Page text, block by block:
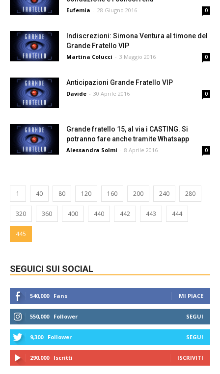
Eufemia - 28 Giugno 2016 0
Indiscrezioni: Simona Ventura al timone del
Grande Fratello VIP
Martina Colucci - 3 Maggio 2016 0
Anticipazioni Grande Fratello VIP
Davide - 30 Aprile 2016 0
Grande fratello 15, al via i CASTING. Si
potranno fare anche tramite Whatsapp
Alessandra Solmi - 8 Aprile 2016 0
1 40 80 120 160 200 240 280
320 360 400 440 442 443 444
445
SEGUICI SUI SOCIAL
540,000 Fans MI PIACE
550,000 Follower SEGUI
9,300 Follower SEGUI
290,000 Iscritti ISCRIVITI